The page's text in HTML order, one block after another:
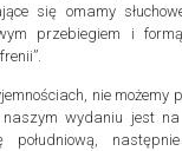
się omamy
przebiegiem i
nie możemy
wydaniu jest
południową,